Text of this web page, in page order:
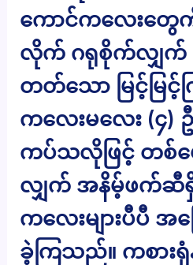
ကောင်ကလေးတွေ
လိုက် ဂရုစိုက်လျှက် အ
တတ်သော မြင့်မြ
ကလေးမလေး (၄) ဦး
ကပ်သလိုဖြင့် တစ်
လျှက် အနိမ့်ဖက်ဆီ
ကလေးများပီပီ အ
ခဲ့ကြသည်။ ကစားရုံ